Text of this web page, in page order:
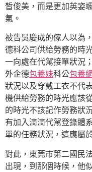
皙俊美，而是更加英姿
氣。
被告吳慶成的傢人以為
德科公司供給勞務的時
一向處在代駕接單狀況
外企德包養妹科公包養
狀況以及穿戴工衣不代
機供給勞務的時光應該
的時光不該記作勞務狀
有加入滴滴代駕登錄體
單的任務狀況，這應屬
對此，東莞市第二國民
出現，到那個時候，他